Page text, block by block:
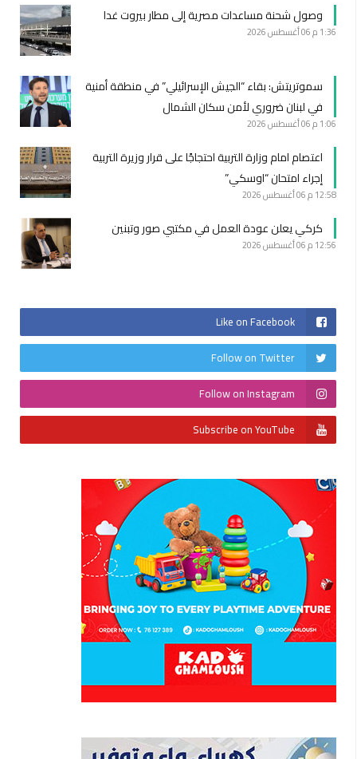
وصول شحنة مساعدات مصرية إلى مطار بيروت غدا
1:36 م 06 أغسطس 2026
سموتريتش: بقاء “الجيش الإسرائيلي” في منطقة أمنية
في لبنان ضروري لأمن سكان الشمال
1:06 م 06 أغسطس 2026
اعتصام امام وزارة التربية احتجاجًا على قرار وزيرة التربية
إجراء امتحان “اوسكي”
12:58 م 06 أغسطس 2026
كركي يعلن عودة العمل في مكتبي صور وتبنين
12:56 م 06 أغسطس 2026
Like on Facebook
Follow on Twitter
Follow on Instagram
Subscribe on YouTube